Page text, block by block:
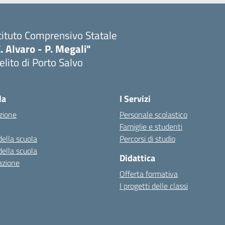
Comprensivo Statale
Alvaro - P. Megali"
di Porto Salvo
scuola
scuola
I Servizi
Personale scolastico
Famiglie e studenti
Percorsi di studio
Didattica
Offerta formativa
I progetti delle classi